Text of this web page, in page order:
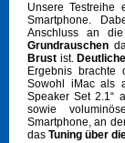
Unsere Testreihe
Smartphone.
Anschluss an
Grundrauschen
Brust ist.
Ergebnis brachte
Sowohl iMac als
Speaker Set 2.1“
sowie
Smartphone, an
das Tuning über